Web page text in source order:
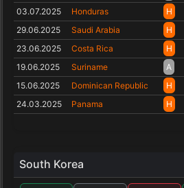
03.07.2025 Honduras H
29.06.2025 Saudi Arabia H
23.06.2025 Costa Rica H
19.06.2025 Suriname A
15.06.2025 Dominican Republic H
24.03.2025 Panama H
South Korea